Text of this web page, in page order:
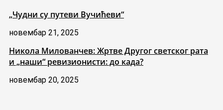
„Чудни су путеви Вучићеви“
новембар 21, 2025
Никола Милованчев: Жртве Другог светског рата
и „наши“ ревизионисти: до када?
новембар 20, 2025